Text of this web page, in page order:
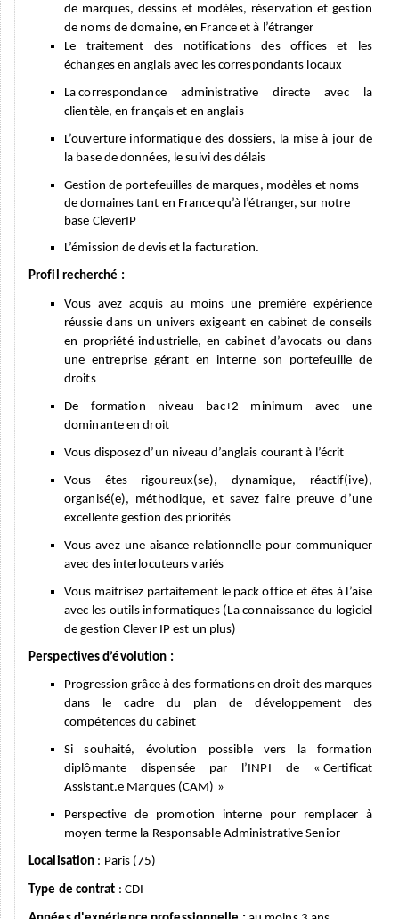
de marques, dessins et modèles, réservation et gestion
de noms de domaine, en France et à l’étranger
Le traitement des notifications des offices et les
échanges en anglais avec les correspondants locaux
La correspondance administrativedirecteavec la
clientèle, en français et en anglais
L’ouverture informatique des dossiers, la mise à jour de
la base de données, le suivi des délais
Gestion de portefeuilles de marques, modèles et noms
de domaines tant en France qu’à l’étranger, sur notre
base CleverIP
L’émission de devis et la facturation.
Profil recherché :
Vous avez acquis au moins une première expérience
réussiedans un univers exigeanten cabinet de conseils
en propriété industrielle, en cabinet d’avocats ou dans
une entreprise gérant en interne son portefeuille de
droits
De formation niveau bac+2 minimum avec une
dominante en droit
Vous disposez d’un niveau d’anglais courant à l’écrit
Vous êtes rigoureux(se),
dynamique, réactif(ive),
organisé(e), méthodique, et savez faire preuve d’une
excellente gestion des priorités
Vous avez une aisance relationnelle pour communiquer
avec des interlocuteurs variés
Vous maitrisez parfaitement le pack office et êtes à l’aise
avec les outils informatiques (La connaissance du logiciel
de gestion Clever IP est un plus)
Perspectives d’évolution :
Progression grâceà des formations en droit des marques
dans le cadre du plan de développement des
compétences du cabinet
Si souhaité, évolution possible vers la formation
diplômante dispensée par l’INPI de « Certificat
Assistant.e Marques(CAM) »
Perspective de promotion interne pour remplacer à
moyen terme la Responsable Administrative Senior
Localisation : Paris (75)
Type de contrat : CDI